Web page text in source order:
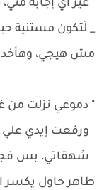
غير أي إجابة
_ لَتكون مستنية
مش هيجي،
" دموعي نزلت من
ورفعت إيدي
شهقاتي، بس
طاهر حاول يكسر